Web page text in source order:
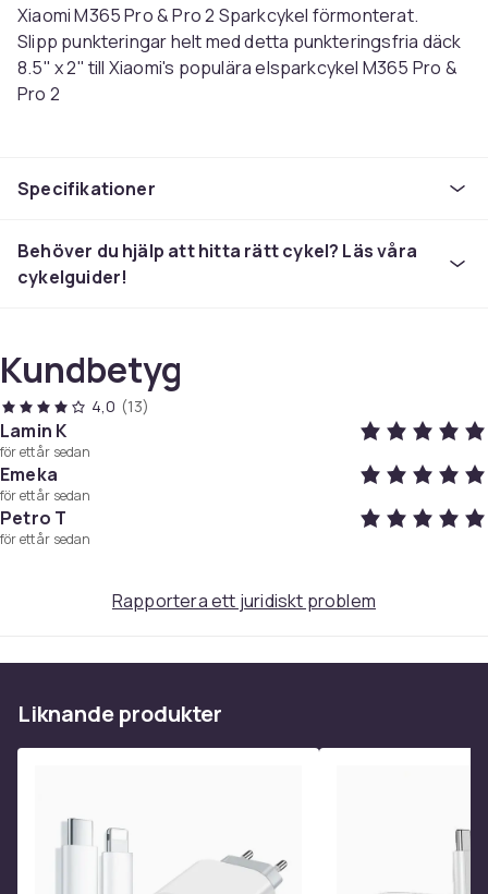
Xiaomi M365 Pro & Pro 2 Sparkcykel förmonterat.
Slipp punkteringar helt med detta punkteringsfria däck
8.5" x 2" till Xiaomi's populära elsparkcykel M365 Pro &
Pro 2
PASSAR ENDAST MED PRO & PRO 2 MODELLERNA
Artikel.nr.
f64464ad-092b-458b-b8aa-c03c5adcdb48
Specifikationer
Behöver du hjälp att hitta rätt cykel? Läs våra
cykelguider!
Kundbetyg
4,0 (13)
Lamin K
för ett år sedan
Emeka
för ett år sedan
Petro T
för ett år sedan
Rapportera ett juridiskt problem
Liknande produkter